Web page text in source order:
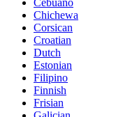
Cebuano
Chichewa
Corsican
Croatian
Dutch
Estonian
Filipino
Finnish
Frisian